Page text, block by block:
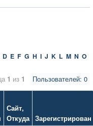
D E F G H I J K L M N O
Пользователей: 0
1 из 1
Сайт,
Откуда Зарегистрирован